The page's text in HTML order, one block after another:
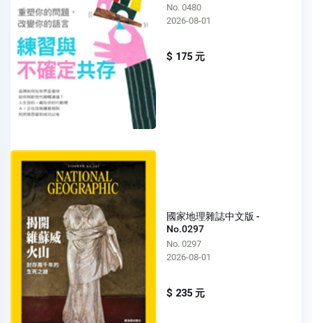
No. 0480
2026-08-01
$ 175 元
國家地理雜誌中文版 -
No.0297
No. 0297
2026-08-01
$ 235 元